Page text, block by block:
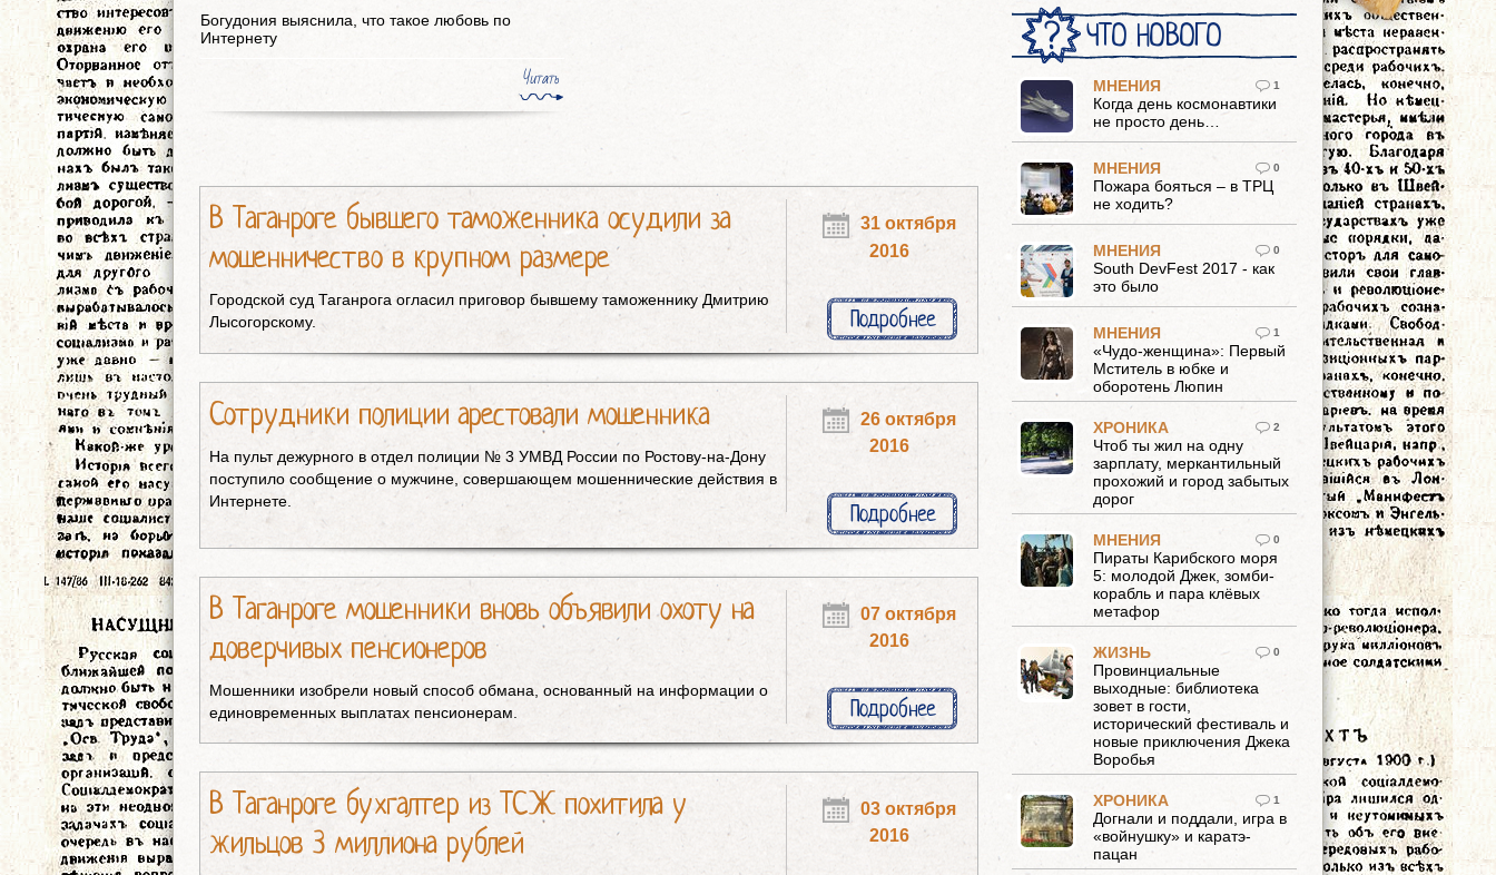
Богудония выяснила, что такое любовь по
Интернету
Читать
В Таганроге бывшего таможенника осудили за
мошенничество в крупном размере
Городской суд Таганрога огласил приговор бывшему таможеннику Дмитрию
Лысогорскому.
31 октября
2016
Подробнее
Сотрудники полиции арестовали мошенника
На пульт дежурного в отдел полиции № 3 УМВД России по Ростову-на-Дону
поступило сообщение о мужчине, совершающем мошеннические действия в
Интернете.
26 октября
2016
Подробнее
В Таганроге мошенники вновь объявили охоту на
доверчивых пенсионеров
Мошенники изобрели новый способ обмана, основанный на информации о
единовременных выплатах пенсионерам.
07 октября
2016
Подробнее
В Таганроге бухгалтер из ТСЖ похитила у
жильцов 3 миллиона рублей
03 октября
2016
ЧТО НОВОГО
1
МНЕНИЯ
Когда день космонавтики
не просто день…
0
МНЕНИЯ
Пожара бояться – в ТРЦ
не ходить?
0
МНЕНИЯ
South DevFest 2017 - как
это было
1
МНЕНИЯ
«Чудо-женщина»: Первый
Мститель в юбке и
оборотень Люпин
2
ХРОНИКА
Чтоб ты жил на одну
зарплату, меркантильный
прохожий и город забытых
дорог
0
МНЕНИЯ
Пираты Карибского моря
5: молодой Джек, зомби-
корабль и пара клёвых
метафор
0
ЖИЗНЬ
Провинциальные
выходные: библиотека
зовет в гости,
исторический фестиваль и
новые приключения Джека
Воробья
1
ХРОНИКА
Догнали и поддали, игра в
«войнушку» и каратэ-
пацан